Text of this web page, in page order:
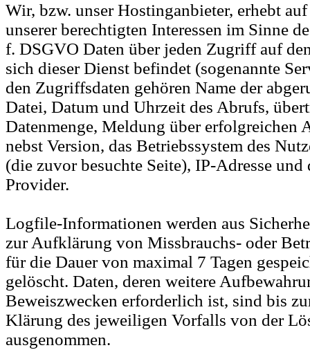
Wir, bzw. unser Hostinganbieter, erhebt
unserer berechtigten Interessen im Sinne
f. DSGVO Daten über jeden Zugriff auf
sich dieser Dienst befindet (sogenannte
den Zugriffsdaten gehören Name der
Datei, Datum und Uhrzeit des Abrufs,
Datenmenge, Meldung über erfolgreichen
nebst Version, das Betriebssystem des
(die zuvor besuchte Seite), IP-Adresse und
Provider.
Logfile-Informationen werden aus
zur Aufklärung von Missbrauchs- oder
für die Dauer von maximal 7 Tagen
gelöscht. Daten, deren weitere
Beweiszwecken erforderlich ist, sind bis
Klärung des jeweiligen Vorfalls von der
ausgenommen.